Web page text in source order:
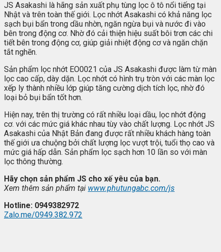
JS Asakashi là hãng sản xuất phụ tùng lọc ô tô nổi tiếng tại
Nhật và trên toàn thế giới. Lọc nhớt Asakashi có khả năng lọc
sạch bụi bẩn trong dầu nhờn, ngăn ngừa bụi và nước đi vào
bên trong động cơ. Nhờ đó cải thiện hiệu suất bôi trơn các chi
tiết bên trong động cơ, giúp giải nhiệt động cơ và ngăn chặn
tắt nghẽn.
Sản phẩm lọc nhớt EO0021 của JS Asakashi được làm từ màn
lọc cao cấp, dày dặn. Lọc nhớt có hình trụ tròn với các màn lọc
xếp ly thành nhiều lớp giúp tăng cường dịch tích lọc, nhờ đó
loại bỏ bụi bẩn tốt hơn.
Hiện nay, trên thị trường có rất nhiều loại dầu, lọc nhớt động
cơ. với các mức giá khác nhau tùy vào chất lượng. Lọc nhớt JS
Asakashi của Nhật Bản đang được rất nhiều khách hàng toàn
thế giới ưa chuộng bởi chất lượng lọc vượt trội, tuổi thọ cao và
mức giá hấp dẫn. Sản phẩm lọc sạch hơn 10 lần so với màn
lọc thông thường.
Hãy chọn sản phẩm JS cho xế yêu của bạn.
Xem thêm sản phẩm tại www.phutungabc.com/js
Hotline: 0949382972
Zalo.me/0949.382.972